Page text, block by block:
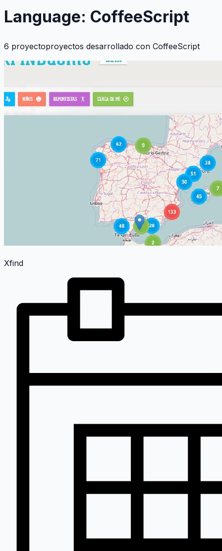
Language: CoffeeScript
6 proyectoproyectos desarrollado con CoffeeScript
Xfind